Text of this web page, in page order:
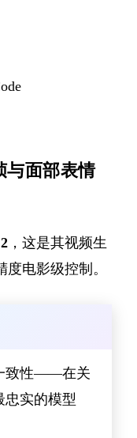
与面部表情
，这是其视频生
电影级控制。
致性——在关
忠实的模型